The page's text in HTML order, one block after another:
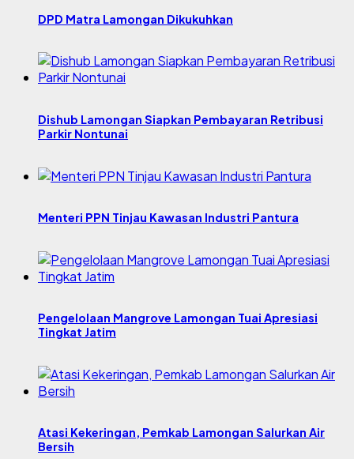
DPD Matra Lamongan Dikukuhkan
Dishub Lamongan Siapkan Pembayaran Retribusi
Parkir Nontunai
Menteri PPN Tinjau Kawasan Industri Pantura
Pengelolaan Mangrove Lamongan Tuai Apresiasi
Tingkat Jatim
Atasi Kekeringan, Pemkab Lamongan Salurkan Air
Bersih